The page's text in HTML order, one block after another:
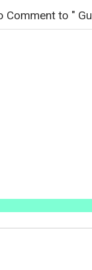
Comment to "